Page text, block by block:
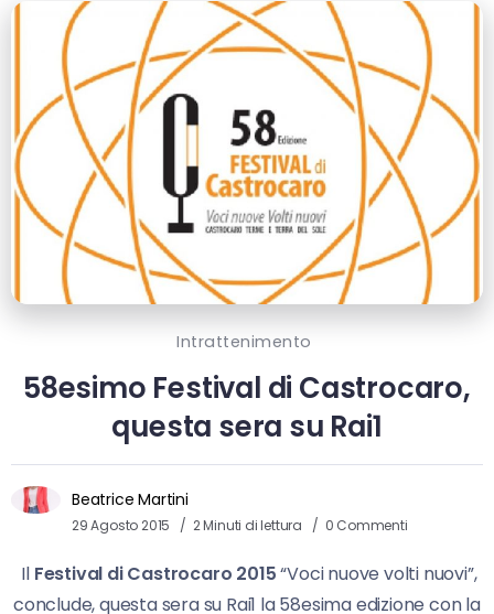
Intrattenimento
58esimo Festival di Castrocaro,
questa sera su Rai1
Beatrice Martini
29 Agosto 2015 2 Minuti di lettura 0 Commenti
Il Festival di Castrocaro 2015“Voci nuove volti nuovi”,
conclude, questa sera su Rai1 la 58esima edizione con la